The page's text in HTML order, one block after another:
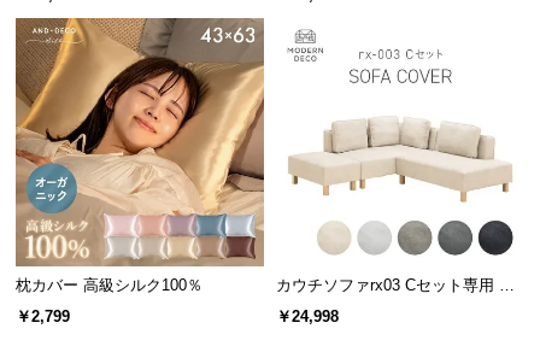
背面まで美しい仕上がり
背面も同一の生地で仕上げているので、どこから見
ても美しく、お部屋の雰囲気を損ねません。
枕カバー 高級シルク100％
￥2,799
カウチソファrx03 Cセット専用 交
換用カバー カウチ+2P+オットマン
￥24,998